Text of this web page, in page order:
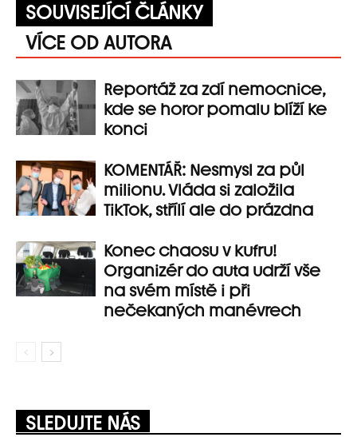
SOUVISEJÍCÍ ČLÁNKY
VÍCE OD AUTORA
Reportáž za zdí nemocnice,
kde se horor pomalu blíží ke
konci
KOMENTÁŘ: Nesmysl za půl
milionu. Vláda si založila
TikTok, střílí ale do prázdna
Konec chaosu v kufru!
Organizér do auta udrží vše
na svém místě i při
nečekaných manévrech
SLEDUJTE NÁS